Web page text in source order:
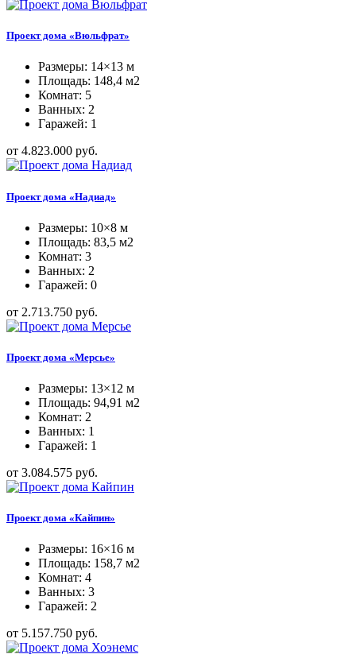
Проект дома «Вюльфрат»
Размеры: 14×13 м
Площадь: 148,4 м2
Комнат: 5
Ванных: 2
Гаражей: 1
от 4.823.000 руб.
Проект дома «Надиад»
Размеры: 10×8 м
Площадь: 83,5 м2
Комнат: 3
Ванных: 2
Гаражей: 0
от 2.713.750 руб.
Проект дома «Мерсье»
Размеры: 13×12 м
Площадь: 94,91 м2
Комнат: 2
Ванных: 1
Гаражей: 1
от 3.084.575 руб.
Проект дома «Кайпин»
Размеры: 16×16 м
Площадь: 158,7 м2
Комнат: 4
Ванных: 3
Гаражей: 2
от 5.157.750 руб.